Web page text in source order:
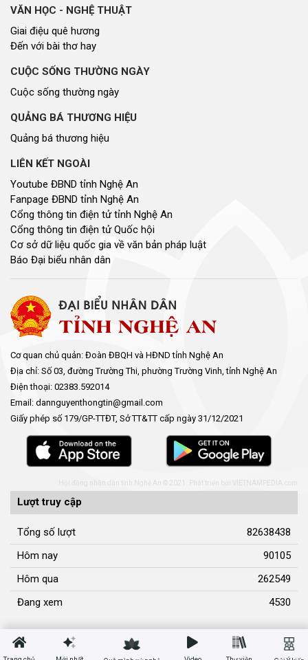
VĂN HỌC - NGHỆ THUẬT
Giai điệu quê hương
Đến với bài thơ hay
CUỘC SỐNG THƯỜNG NGÀY
Cuộc sống thường ngày
QUẢNG BÁ THƯƠNG HIỆU
Quảng bá thương hiệu
LIÊN KẾT NGOÀI
Youtube ĐBND tỉnh Nghệ An
Fanpage ĐBND tỉnh Nghệ An
Cổng thông tin điện tử tỉnh Nghệ An
Cổng thông tin điện tử Quốc hội
Cơ sở dữ liệu quốc gia về văn bản pháp luật
Báo Đại biểu nhân dân
Cơ quan chủ quản: Đoàn ĐBQH và HĐND tỉnh Nghệ An
Địa chỉ: Số 03, đường Trường Thi, phường Trường Vinh, tỉnh Nghệ An
Điện thoại: 02383.592014
Email: dannguyenthongtin@gmail.com
Giấy phép số 179/GP-TTĐT, Sở TT&TT cấp ngày 31/12/2021
Hội đồng nhân dân tỉnh Nghệ An © 2021. Phát triển bởi
Lượt truy cập
Tổng số lượt
82638438
Hôm nay
90105
Hôm qua
262549
Đang xem
4530